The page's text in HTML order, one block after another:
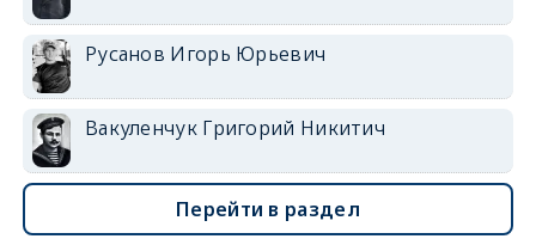
Русанов Игорь Юрьевич
Вакуленчук Григорий Никитич
Перейти в раздел